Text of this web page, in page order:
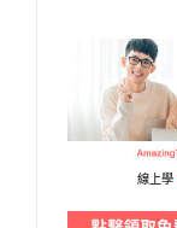
線上學